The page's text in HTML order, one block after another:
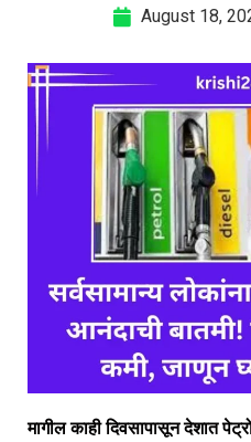
August 18,
मागील काही दिवसापासून देशात